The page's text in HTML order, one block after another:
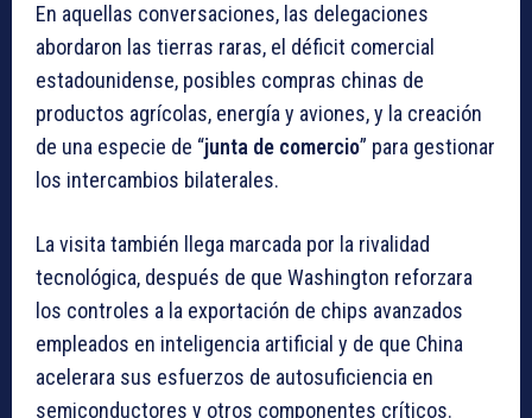
En aquellas conversaciones, las delegaciones
abordaron las tierras raras, el déficit comercial
estadounidense, posibles compras chinas de
productos agrícolas, energía y aviones, y la creación
de una especie de “junta de comercio” para gestionar
los intercambios bilaterales.
La visita también llega marcada por la rivalidad
tecnológica, después de que Washington reforzara
los controles a la exportación de chips avanzados
empleados en inteligencia artificial y de que China
acelerara sus esfuerzos de autosuficiencia en
semiconductores y otros componentes críticos.